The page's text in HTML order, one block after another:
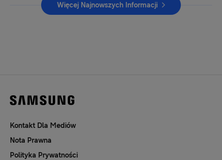
Więcej Najnowszych Informacji
Kontakt Dla Mediów
Nota Prawna
Polityka Prywatności